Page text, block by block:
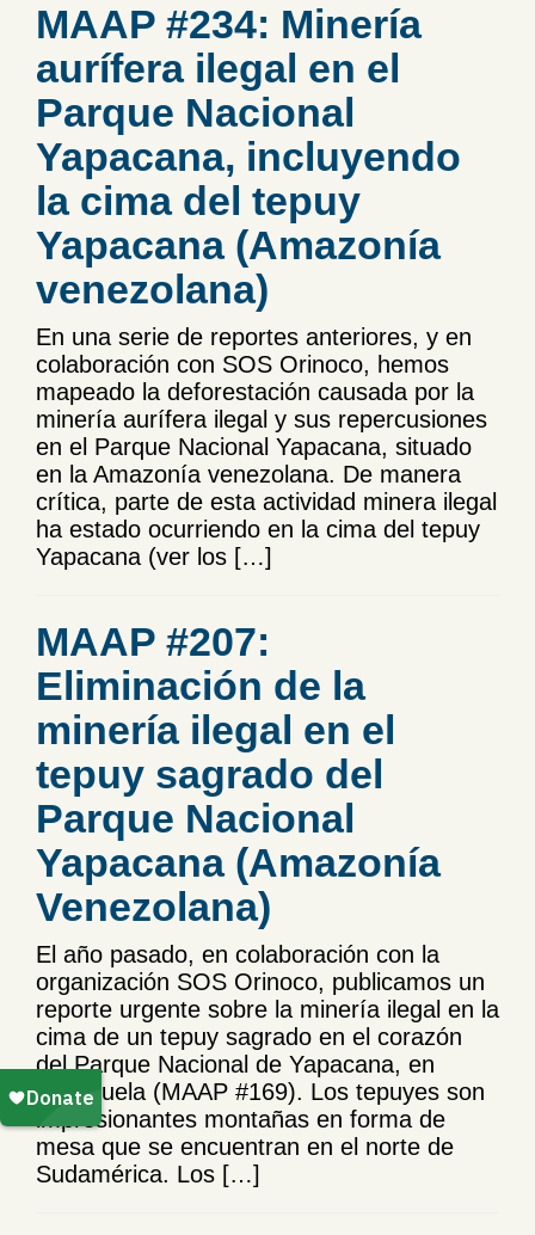
MAAP #234: Minería
aurífera ilegal en el
Parque Nacional
Yapacana, incluyendo
la cima del tepuy
Yapacana (Amazonía
venezolana)
En una serie de reportes anteriores, y en
colaboración con SOS Orinoco, hemos
mapeado la deforestación causada por la
minería aurífera ilegal y sus repercusiones
en el Parque Nacional Yapacana, situado
en la Amazonía venezolana. De manera
crítica, parte de esta actividad minera ilegal
ha estado ocurriendo en la cima del tepuy
Yapacana (ver los […]
MAAP #207:
Eliminación de la
minería ilegal en el
tepuy sagrado del
Parque Nacional
Yapacana (Amazonía
Venezolana)
El año pasado, en colaboración con la
organización SOS Orinoco, publicamos un
reporte urgente sobre la minería ilegal en la
cima de un tepuy sagrado en el corazón
del Parque Nacional de Yapacana, en
Venezuela (MAAP #169). Los tepuyes son
impresionantes montañas en forma de
mesa que se encuentran en el norte de
Sudamérica. Los […]